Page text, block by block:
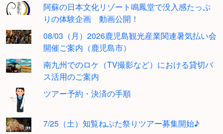
阿蘇の日本文化リゾート鳴鳳堂で没入感たっぷ
りの体験企画 動画公開！
08/03（月）2026鹿児島観光産業関連暑気払い会
開催ご案内（鹿児島市）
南九州でのロケ（TV撮影など）における貸切バ
ス活用のご案内
ツアー予約・決済の手順
7/25（土）知覧ねぷた祭りツアー募集開始♪